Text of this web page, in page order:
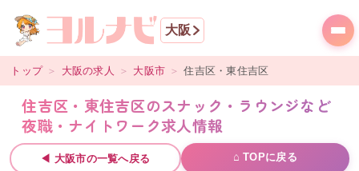
大阪
トップ ＞ 大阪の求人 ＞ 大阪市 ＞ 住吉区・東住吉区
住吉区・東住吉区のスナック・ラウンジなど
夜職・ナイトワーク求人情報
◀ 大阪市の一覧へ戻る ⌂ TOPに戻る